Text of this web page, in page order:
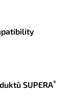
SUPERA®